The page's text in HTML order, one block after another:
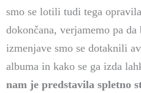
smo se lotili tudi tega
dokončana, verjamemo pa
izmenjave smo se dotaknili
albuma in kako se ga izda
nam je predstavila spletno